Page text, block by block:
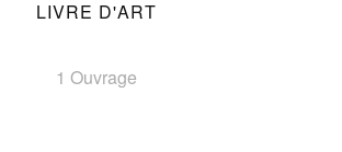
LIVRE D'ART
1 Ouvrage